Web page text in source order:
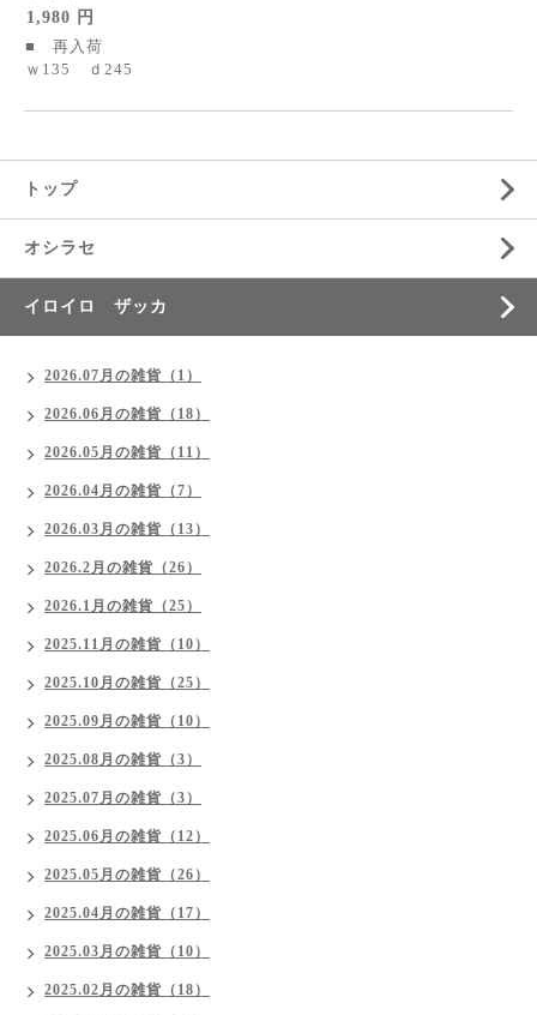
1,980 円
■ 再入荷
ｗ135 ｄ245
トップ
オシラセ
イロイロ ザッカ
2026.07月の雑貨（1）
2026.06月の雑貨（18）
2026.05月の雑貨（11）
2026.04月の雑貨（7）
2026.03月の雑貨（13）
2026.2月の雑貨（26）
2026.1月の雑貨（25）
2025.11月の雑貨（10）
2025.10月の雑貨（25）
2025.09月の雑貨（10）
2025.08月の雑貨（3）
2025.07月の雑貨（3）
2025.06月の雑貨（12）
2025.05月の雑貨（26）
2025.04月の雑貨（17）
2025.03月の雑貨（10）
2025.02月の雑貨（18）